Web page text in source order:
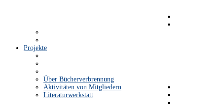
Projekte
Über Bücherverbrennung
Aktivitäten von Mitgliedern
Literaturwerkstatt